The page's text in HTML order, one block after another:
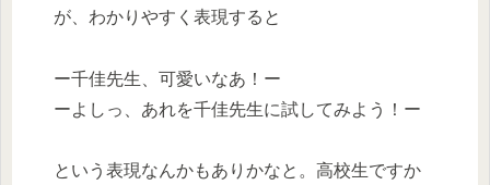
が、わかりやすく表現すると
ー千佳先生、可愛いなあ！ー
ーよしっ、あれを千佳先生に試してみよう！ー
という表現なんかもありかなと。高校生ですか